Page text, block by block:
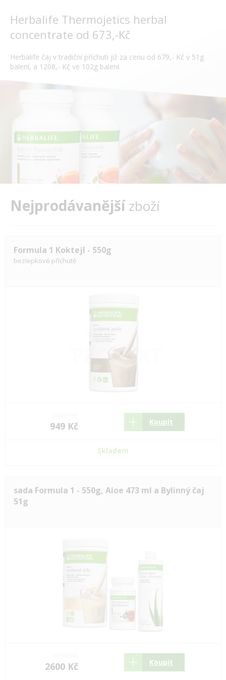
Herbalife Thermojetics herbal
concentrate od 673,-Kč
Herbalife čaj v tradiční příchuti již za cenu od 679,- Kč v 51g
balení, a 1208,- Kč ve 102g balení.
Nejprodávanějšízboží
Formula 1 Koktejl - 550g
bezlepkové příchutě
949 Kč Koupit
Skladem
sada Formula 1 - 550g, Aloe 473 ml a Bylinný čaj
51g
2600 Kč Koupit